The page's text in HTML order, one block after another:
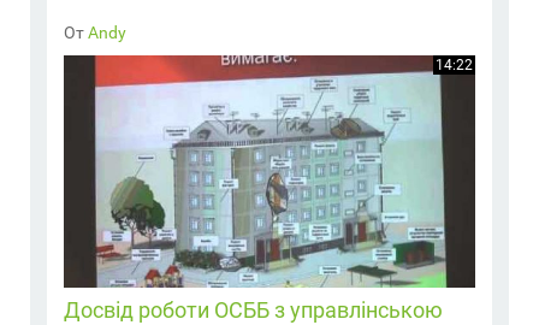
ОтAndy
14:22
Досвід роботи ОСББ з управлінською